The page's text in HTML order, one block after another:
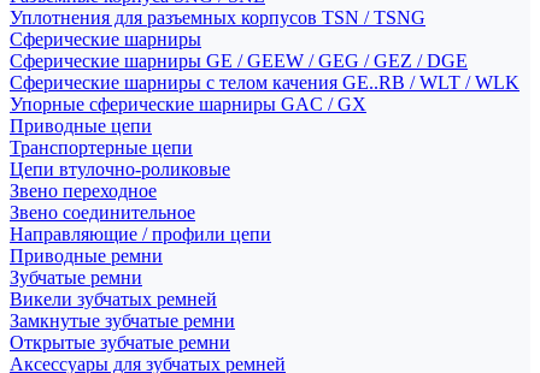
Уплотнения для разъемных корпусов TSN / TSNG
Сферические шарниры
Сферические шарниры GE / GEEW / GEG / GEZ / DGE
Сферические шарниры с телом качения GE..RB / WLT / WLK
Упорные сферические шарниры GAC / GX
Приводные цепи
Транспортерные цепи
Цепи втулочно-роликовые
Звено переходное
Звено соединительное
Направляющие / профили цепи
Приводные ремни
Зубчатые ремни
Викели зубчатых ремней
Замкнутые зубчатые ремни
Открытые зубчатые ремни
Аксессуары для зубчатых ремней